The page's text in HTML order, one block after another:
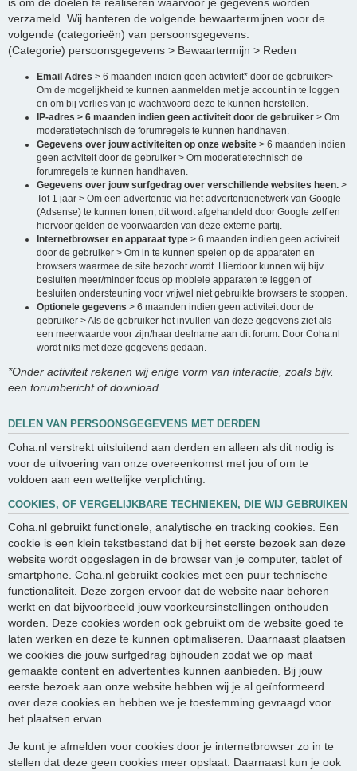
is om de doelen te realiseren waarvoor je gegevens worden
verzameld. Wij hanteren de volgende bewaartermijnen voor de
volgende (categorieën) van persoonsgegevens:
(Categorie) persoonsgegevens > Bewaartermijn > Reden
Email Adres > 6 maanden indien geen activiteit* door de gebruiker>
Om de mogelijkheid te kunnen aanmelden met je account in te loggen
en om bij verlies van je wachtwoord deze te kunnen herstellen.
IP-adres > 6 maanden indien geen activiteit door de gebruiker > Om
moderatietechnisch de forumregels te kunnen handhaven.
Gegevens over jouw activiteiten op onze website > 6 maanden indien
geen activiteit door de gebruiker > Om moderatietechnisch de
forumregels te kunnen handhaven.
Gegevens over jouw surfgedrag over verschillende websites heen. >
Tot 1 jaar > Om een advertentie via het advertentienetwerk van Google
(Adsense) te kunnen tonen, dit wordt afgehandeld door Google zelf en
hiervoor gelden de voorwaarden van deze externe partij.
Internetbrowser en apparaat type > 6 maanden indien geen activiteit
door de gebruiker > Om in te kunnen spelen op de apparaten en
browsers waarmee de site bezocht wordt. Hierdoor kunnen wij bijv.
besluiten meer/minder focus op mobiele apparaten te leggen of
besluiten ondersteuning voor vrijwel niet gebruikte browsers te stoppen.
Optionele gegevens > 6 maanden indien geen activiteit door de
gebruiker > Als de gebruiker het invullen van deze gegevens ziet als
een meerwaarde voor zijn/haar deelname aan dit forum. Door Coha.nl
wordt niks met deze gegevens gedaan.
*Onder activiteit rekenen wij enige vorm van interactie, zoals bijv.
een forumbericht of download.
DELEN VAN PERSOONSGEGEVENS MET DERDEN
Coha.nl verstrekt uitsluitend aan derden en alleen als dit nodig is
voor de uitvoering van onze overeenkomst met jou of om te
voldoen aan een wettelijke verplichting.
COOKIES, OF VERGELIJKBARE TECHNIEKEN, DIE WIJ GEBRUIKEN
Coha.nl gebruikt functionele, analytische en tracking cookies. Een
cookie is een klein tekstbestand dat bij het eerste bezoek aan deze
website wordt opgeslagen in de browser van je computer, tablet of
smartphone. Coha.nl gebruikt cookies met een puur technische
functionaliteit. Deze zorgen ervoor dat de website naar behoren
werkt en dat bijvoorbeeld jouw voorkeursinstellingen onthouden
worden. Deze cookies worden ook gebruikt om de website goed te
laten werken en deze te kunnen optimaliseren. Daarnaast plaatsen
we cookies die jouw surfgedrag bijhouden zodat we op maat
gemaakte content en advertenties kunnen aanbieden. Bij jouw
eerste bezoek aan onze website hebben wij je al geïnformeerd
over deze cookies en hebben we je toestemming gevraagd voor
het plaatsen ervan.
Je kunt je afmelden voor cookies door je internetbrowser zo in te
stellen dat deze geen cookies meer opslaat. Daarnaast kun je ook